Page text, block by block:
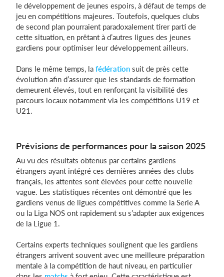
le développement de jeunes espoirs, à défaut de temps de
jeu en compétitions majeures. Toutefois, quelques clubs
de second plan pourraient paradoxalement tirer parti de
cette situation, en prêtant à d’autres ligues des jeunes
gardiens pour optimiser leur développement ailleurs.
Dans le même temps, la fédération suit de près cette
évolution afin d’assurer que les standards de formation
demeurent élevés, tout en renforçant la visibilité des
parcours locaux notamment via les compétitions U19 et
U21.
Prévisions de performances pour la saison 2025
Au vu des résultats obtenus par certains gardiens
étrangers ayant intégré ces dernières années des clubs
français, les attentes sont élevées pour cette nouvelle
vague. Les statistiques récentes ont démontré que les
gardiens venus de ligues compétitives comme la Serie A
ou la Liga NOS ont rapidement su s’adapter aux exigences
de la Ligue 1.
Certains experts techniques soulignent que les gardiens
étrangers arrivent souvent avec une meilleure préparation
mentale à la compétition de haut niveau, en particulier